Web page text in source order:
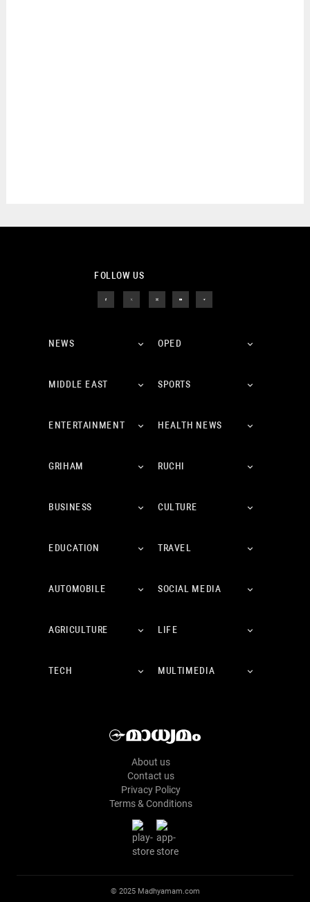
FOLLOW US
NEWS OPED
MIDDLE EAST SPORTS
ENTERTAINMENT HEALTH NEWS
GRIHAM RUCHI
BUSINESS CULTURE
EDUCATION TRAVEL
AUTOMOBILE SOCIAL MEDIA
AGRICULTURE LIFE
TECH MULTIMEDIA
About us
Contact us
Privacy Policy
Terms & Conditions
© 2025 Madhyamam.com